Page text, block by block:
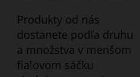
Produkty od nás
dostanete podľa druhu
a množstva v menšom
fialovom sáčku